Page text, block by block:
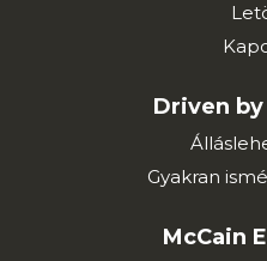
Driven
Gyakran
McCain